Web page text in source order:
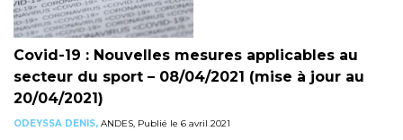
Covid-19 : Nouvelles mesures applicables au
secteur du sport – 08/04/2021 (mise à jour au
20/04/2021)
ODEYSSA DENIS, ANDES, Publié le 6 avril 2021